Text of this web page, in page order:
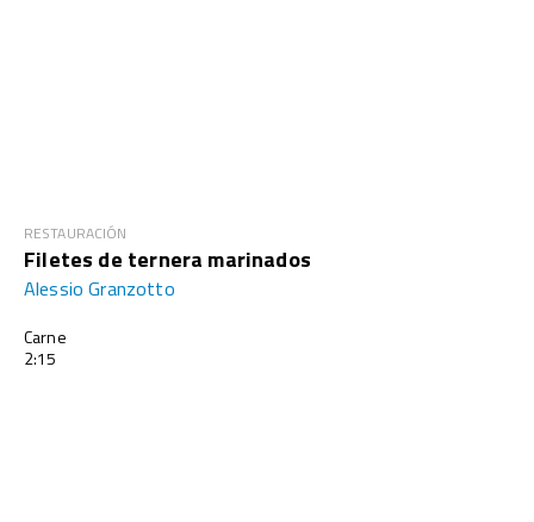
RESTAURACIÓN
Filetes de ternera marinados
Alessio Granzotto
Carne
2:15